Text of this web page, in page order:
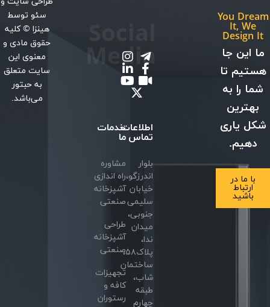
You Dream
It, We
Design It
ما این جا
هستیم تا
شما را به
بهترین
شکل یاری
دهیم.
با ما در
ارتباط
باشید
اطلاعات
تماس
بلوار
اندرزگو،
خیابان
سلیمی
جنوبی،
میدان
ندا،
پلاک۵۸،
ساختمان
شاب،
طبقه
چهارم
Media
خدمات
ما
مشاوره
راه اندازی
آشپزخانه
صنعتی
طراحی
آشپزخانه
صنعتی
تجهیزات
کافه و
رستوران
سئوتوسط
هینزا © کلیه
حقوق مادی و
معنوی این
سایت متعلق
به حبتور
می‌باشد.